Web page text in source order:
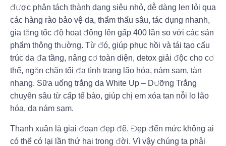
được phân tách thành dạng siêu nhỏ, dễ dàng len lỏi qua
các hàng rào bảo vệ da, thẩm thấu sâu, tác dụng nhanh,
gia tăng tốc độ hoạt động lên gấp 400 lần so với các sản
phẩm thông thường. Từ đó, giúp phục hồi và tái tạo cấu
trúc da đa tầng, nâng cơ toàn diện, detox giải độc cho cơ
thể, ngăn chặn tối đa tình trạng lão hóa, nám sạm, tàn
nhang. Sữa uống trắng da White Up – Dưỡng Trắng
chuyên sâu từ cấp tế bào, giúp chị em xóa tan nỗi lo lão
hóa, da nám sạm.
Thanh xuân là giai đoạn đẹp đẽ. Đẹp đến mức không ai
có thể có lại lần thứ hai trong đời. Vì vậy chúng ta phải